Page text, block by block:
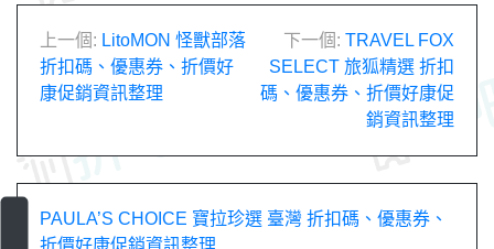
文
章
覽
上一個: LitoMON 怪獸部落
折扣碼、優惠券、折價好
康促銷資訊整理
下一個: TRAVEL FOX
SELECT 旅狐精選 折扣
碼、優惠券、折價好康促
銷資訊整理
PAULA’S CHOICE 寶拉珍選 臺灣 折扣碼、優惠券、
折價好康促銷資訊整理